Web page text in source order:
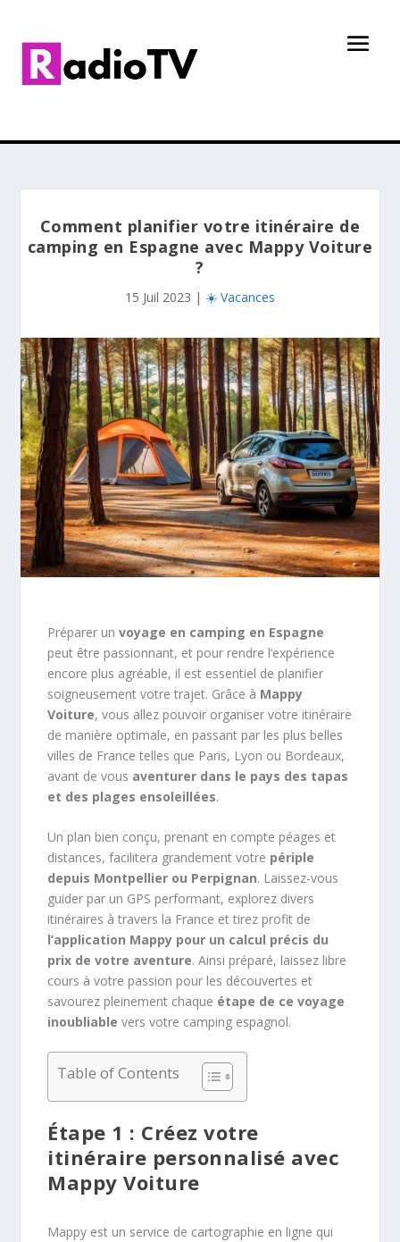
Comment planifier votre itinéraire de
camping en Espagne avec Mappy Voiture
?
15 Juil 2023 | ☀️ Vacances
Préparer unvoyage en camping en Espagne
peut être passionnant, et pour rendre l’expérience
encore plus agréable, il est essentiel de planifier
soigneusement votre trajet. Grâce à Mappy
Voiture, vous allez pouvoir organiser votre itinéraire
de manière optimale, en passant par les plus belles
villes de France telles que Paris, Lyon ou Bordeaux,
avant de vous aventurer dans le pays des tapas
et des plages ensoleillées.
Un plan bien conçu, prenant en compte péages et
distances, facilitera grandement votre périple
depuis Montpellier ou Perpignan. Laissez-vous
guider par un GPS performant, explorez divers
itinéraires à travers la France et tirez profit de
l’application Mappy pour un calcul précis du
prix de votre aventure. Ainsi préparé, laissez libre
cours à votre passion pour les découvertes et
savourez pleinement chaque étape de ce voyage
inoubliable vers votre camping espagnol.
Table of Contents
Étape 1 : Créez votre
itinéraire personnalisé avec
Mappy Voiture
Mappy est un service de cartographie en ligne qui